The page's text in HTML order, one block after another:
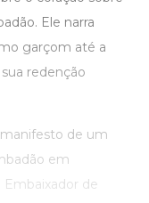
Ele narra
garçom até a
redenção
de um
em
de